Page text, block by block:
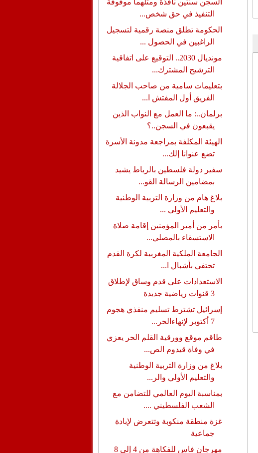
السجن سنتين نافذة ومثلهما موقوفة
التنفيذ في حق شخص...
الحكومة تطلق منصة رقمية لتسجيل
الراغبين في الحصول ...
مونديال 2030.. التوقيع على اتفاقية
الترشيح المشترك...
بتعليمات سامية من صاحب الجلالة
الفريق أول المفتش ا...
برلمان..: ما العمل مع النواب الذين
يقبعون في السجن..؟
الهيئة المكلفة بمراجعة مدونة الأسرة
تضع عنوانا إلك...
سفير دولة فلسطين بالرباط يشيد
بمضامين الرسالة القو...
بلاغ هام من وزارة التربية الوطنية
والتعليم الأولي ...
بأمر من أمير المؤمنين إقامة صلاة
الاستسقاء بالمصلي...
الجامعة الملكية المغربية لكرة القدم
تحتفي بأشبال ا...
الاستعدادات على قدم وساق لإطلاق
3 قنوات رياضية جديدة
إسرائيل تشترط تسليم منفذي هجوم
7 أكتوبر لإنهاءالحر...
طاقم موقع وورقية القلم الحر يعزي
في وفاة قيدوم الص...
بلاغ من وزارة التربية الوطنية
والتعليم الأولي والر...
بمناسبة اليوم العالمي للتضامن مع
الشعب الفلسطيني ....
غزة منطقة منكوبة وتتعرض لإبادة
جماعية
مهرجان فاس للفكاهة من 4 إلى 8